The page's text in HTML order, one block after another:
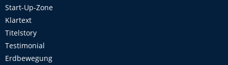
Start-Up-Zone
Klartext
Titelstory
Testimonial
Erdbewegung